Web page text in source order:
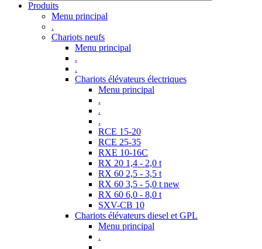
Produits
Menu principal
.
Chariots neufs
Menu principal
.
.
Chariots élévateurs électriques
Menu principal
.
.
.
RCE 15-20
RCE 25-35
RXE 10-16C
RX 20 1,4 - 2,0 t
RX 60 2,5 - 3,5 t
RX 60 3,5 - 5,0 t new
RX 60 6,0 - 8,0 t
SXV-CB 10
Chariots élévateurs diesel et GPL
Menu principal
.
.